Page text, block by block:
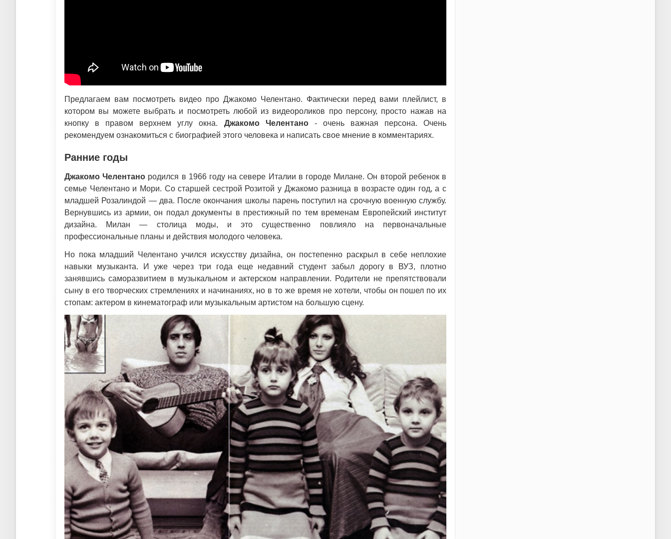
Предлагаем вам посмотреть видео про Джакомо Челентано. Фактически перед вами плейлист, в
котором вы можете выбрать и посмотреть любой из видеороликов про персону, просто нажав на
кнопку в правом верхнем углу окна. Джакомо Челентано- очень важная персона. Очень
рекомендуем ознакомиться с биографией этого человека и написать свое мнение в комментариях.
Ранние годы
Джакомо Челентано родился в 1966 году на севере Италии в городе Милане. Он второй ребенок в
семье Челентано и Мори. Со старшей сестрой Розитой у Джакомо разница в возрасте один год, а с
младшей Розалиндой — два. После окончания школы парень поступил на срочную военную службу.
Вернувшись из армии, он подал документы в престижный по тем временам Европейский институт
дизайна. Милан — столица моды, и это существенно повлияло на первоначальные
профессиональные планы и действия молодого человека.
Но пока младший Челентано учился искусству дизайна, он постепенно раскрыл в себе неплохие
навыки музыканта. И уже через три года еще недавний студент забыл дорогу в ВУЗ, плотно
занявшись саморазвитием в музыкальном и актерском направлении. Родители не препятствовали
сыну в его творческих стремлениях и начинаниях, но в то же время не хотели, чтобы он пошел по их
стопам: актером в кинематограф или музыкальным артистом на большую сцену.